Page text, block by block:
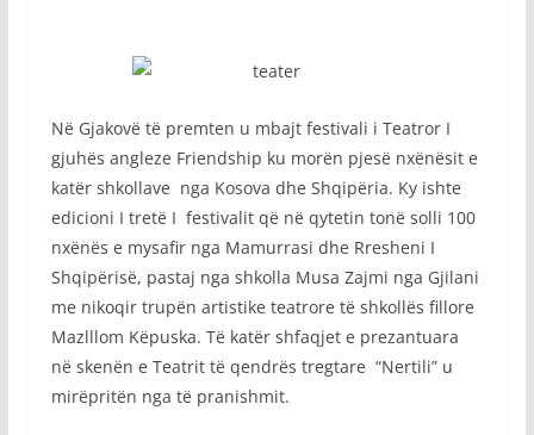
Në Gjakovë të premten u mbajt festivali i Teatror I
gjuhës angleze Friendship ku morën pjesë nxënësit e
katër shkollave nga Kosova dhe Shqipëria. Ky ishte
edicioni I tretë I festivalit që në qytetin tonë solli 100
nxënës e mysafir nga Mamurrasi dhe Rresheni I
Shqipërisë, pastaj nga shkolla Musa Zajmi nga Gjilani
me nikoqir trupën artistike teatrore të shkollës fillore
Mazlllom Këpuska. Të katër shfaqjet e prezantuara
në skenën e Teatrit të qendrës tregtare “Nertili” u
mirëpritën nga të pranishmit.